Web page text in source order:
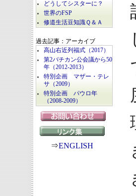
どうしてシスターに？
世界のFSP
修道生活豆知識Ｑ＆Ａ
過去記事：アーカイブ
高山右近列福式（2017）
第2バチカン公会議から50
年（2012-2013）
特別企画 マザー・テレ
サ（2009）
特別企画 パウロ年
（2008-2009）
⇒ENGLISH